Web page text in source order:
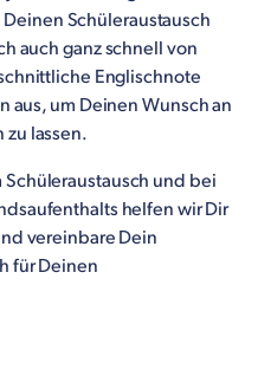
Schüleraustausch
auch ganz schnell von
Englischnote
aus, um Deinen Wunsch an
zu lassen.
Schüleraustausch und bei
helfen wir Dir
vereinbare Dein
für Deinen